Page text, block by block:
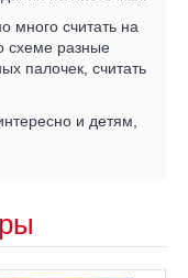
много считать на
схеме разные
палочек, считать
и детям,